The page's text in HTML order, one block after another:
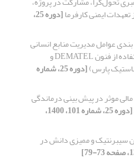
ایمنی کارفرما [دوره 25،
عوامل مدیریت منابع انسانی
موثر در مدیریت کیفیت جامع با استفاده از فنون DEMATEL و
[دوره 25، شماره
موثر در پیش بینی درماندگی
[دوره 25، شماره 101، 1400،
سیبرنتیک و ممیزی دانش در